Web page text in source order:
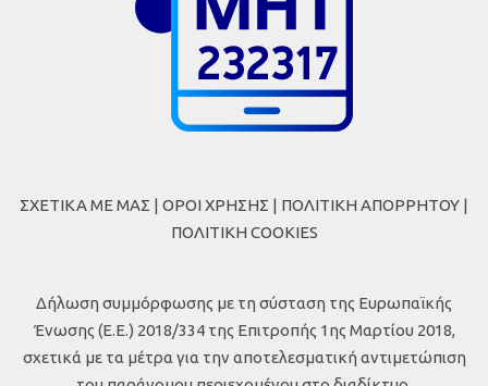
ΣΧΕΤΙΚΑ ΜΕ ΜΑΣ | ΟΡΟΙ ΧΡΗΣΗΣ | ΠΟΛΙΤΙΚΗ ΑΠΟΡΡΗΤΟΥ |
ΠΟΛΙΤΙΚΗ COOKIES
Δήλωση συμμόρφωσης με τη σύσταση της Ευρωπαϊκής
Ένωσης (Ε.Ε.) 2018/334 της Επιτροπής 1ης Μαρτίου 2018,
σχετικά με τα μέτρα για την αποτελεσματική αντιμετώπιση